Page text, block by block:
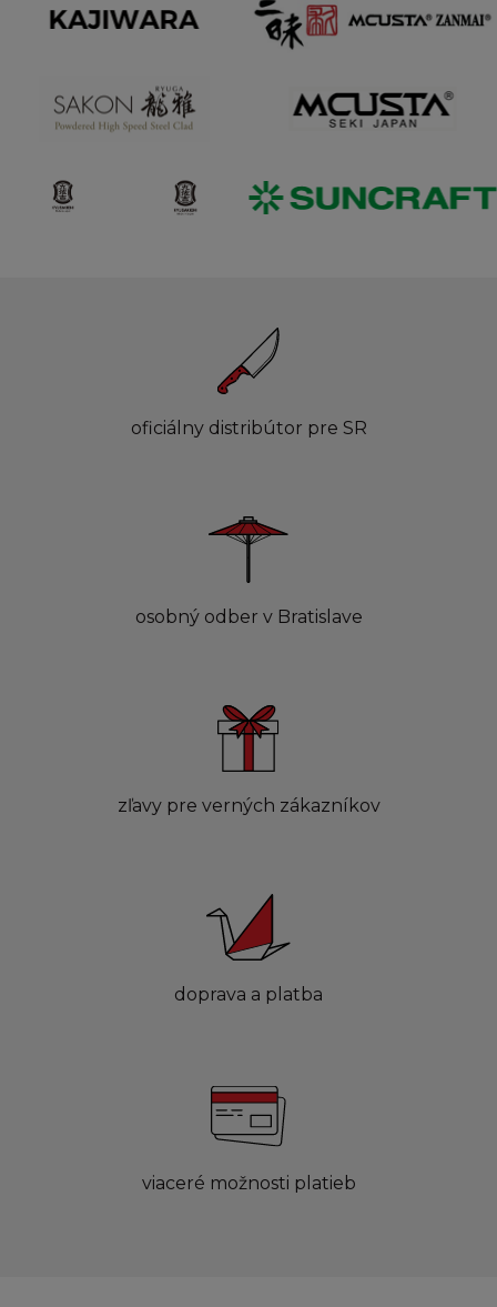
oficiálny distribútor pre SR
osobný odber v Bratislave
zľavy pre verných zákazníkov
doprava a platba
viaceré možnosti platieb